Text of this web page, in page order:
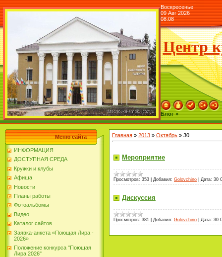
Воскресенье
09 Авг 2026
08:08
Центр
Блог »
Меню сайта
ИНФОРМАЦИЯ
ДОСТУПНАЯ СРЕДА
Кружки и клубы
Афиша
Новости
Планы работы
Фотоальбомы
Видео
Каталог сайтов
Заявка-анкета «Поющая Лира -
2026»
Положение конкурса "Поющая
Лира 2026"
Главная » 2013 » Октябрь » 30
Мероприятие
Просмотров: 353 Добавил: Golovchino Дата: 30
Дискуссия
Просмотров: 381 Добавил: Golovchino Дата: 30